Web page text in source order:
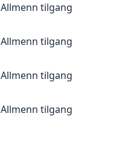
Allmenn tilgang
Allmenn tilgang
Allmenn tilgang
Allmenn tilgang